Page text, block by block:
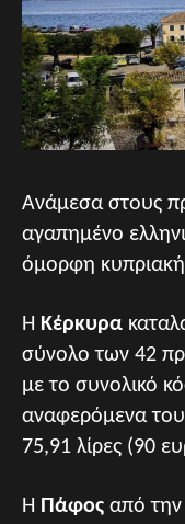
Ανάμεσα στους
αγαπημένο
όμορφη
Η Κέρκυρα
σύνολο των 42
με το συνολικό
αναφερόμενα
75,91 λίρες (90
Η Πάφος από την